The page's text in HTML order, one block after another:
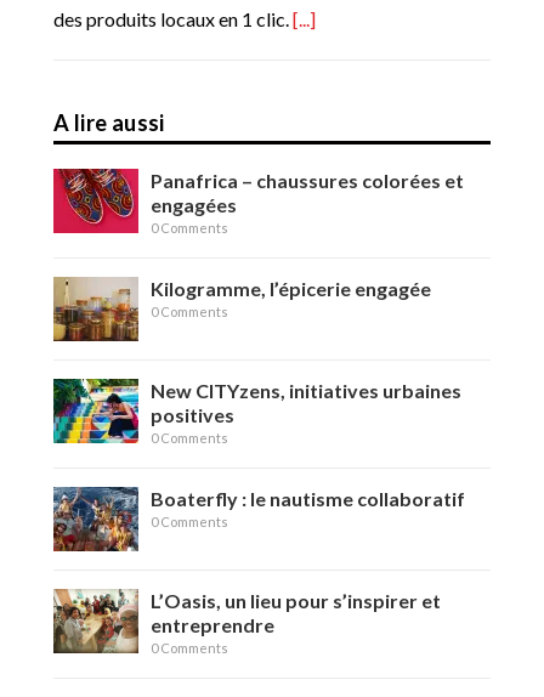
des produits locaux en 1 clic.[...]
A lire aussi
Panafrica – chaussures colorées et
engagées
0 Comments
Kilogramme, l’épicerie engagée
0 Comments
New CITYzens, initiatives urbaines
positives
0 Comments
Boaterfly : le nautisme collaboratif
0 Comments
L’Oasis, un lieu pour s’inspirer et
entreprendre
0 Comments